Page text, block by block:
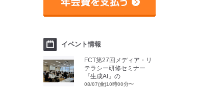
イベント情報
FCT第27回メディア・リ
テラシー研修セミナー
『生成AI』の
08/07(金)10時00分〜